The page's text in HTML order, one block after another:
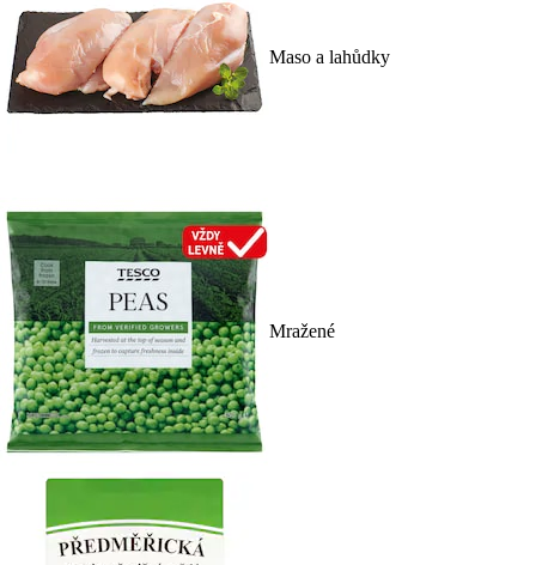
Maso a lahůdky
Mražené